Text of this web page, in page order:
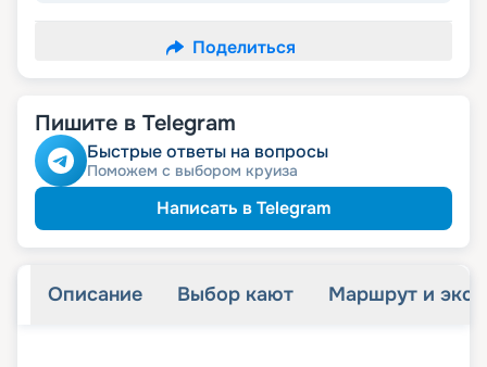
Поделиться
Пишите в Telegram
Быстрые ответы на вопросы
Поможем с выбором круиза
Написать в Telegram
Описание Выбор кают Маршрут и